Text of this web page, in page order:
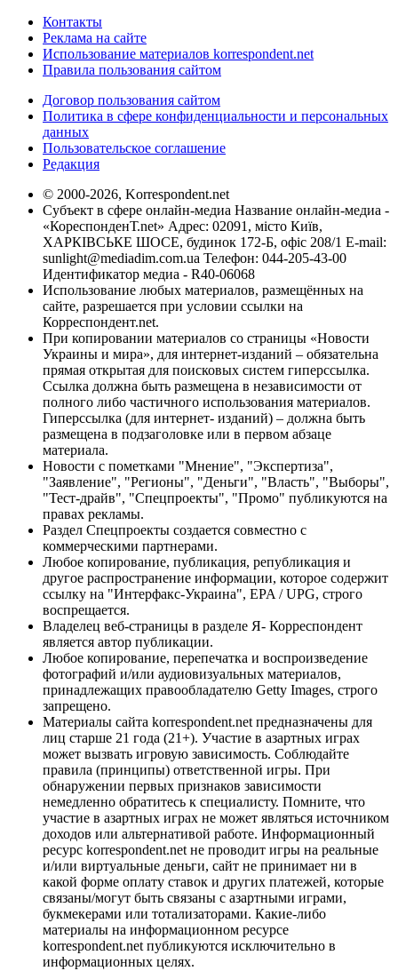
Контакты
Реклама на сайте
Использование материалов korrespondent.net
Правила пользования сайтом
Договор пользования сайтом
Политика в сфере конфиденциальности и персональных
данных
Пользовательское соглашение
Редакция
© 2000-2026, Korrespondent.net
Субъект в сфере онлайн-медиа Название онлайн-медиа -
«КореспонденТ.net» Адрес: 02091, місто Київ,
ХАРКІВСЬКЕ ШОСЕ, будинок 172-Б, офіс 208/1 E-mail:
sunlight@mediadim.com.ua Телефон: 044-205-43-00
Идентификатор медиа - R40-06068
Использование любых материалов, размещённых на
сайте, разрешается при условии ссылки на
Корреспондент.net.
При копировании материалов со страницы «Новости
Украины и мира», для интернет-изданий – обязательна
прямая открытая для поисковых систем гиперссылка.
Ссылка должна быть размещена в независимости от
полного либо частичного использования материалов.
Гиперссылка (для интернет- изданий) – должна быть
размещена в подзаголовке или в первом абзаце
материала.
Новости с пометками "Мнение", "Экспертиза",
"Заявление", "Регионы", "Деньги", "Власть", "Выборы",
"Тест-драйв", "Спецпроекты", "Промо" публикуются на
правах рекламы.
Раздел Спецпроекты создается совместно с
коммерческими партнерами.
Любое копирование, публикация, републикация и
другое распространение информации, которое содержит
ссылку на "Интерфакс-Украина", EPA / UPG, строго
воспрещается.
Владелец веб-страницы в разделе Я- Корреспондент
является автор публикации.
Любое копирование, перепечатка и воспроизведение
фотографий и/или аудиовизуальных материалов,
принадлежащих правообладателю Getty Images, строго
запрещено.
Материалы сайта korrespondent.net предназначены для
лиц старше 21 года (21+). Участие в азартных играх
может вызвать игровую зависимость. Соблюдайте
правила (принципы) ответственной игры. При
обнаружении первых признаков зависимости
немедленно обратитесь к специалисту. Помните, что
участие в азартных играх не может являться источником
доходов или альтернативой работе. Информационный
ресурс korrespondent.net не проводит игры на реальные
и/или виртуальные деньги, сайт не принимает ни в
какой форме оплату ставок и других платежей, которые
связаны/могут быть связаны с азартными играми,
букмекерами или тотализаторами. Какие-либо
материалы на информационном ресурсе
korrespondent.net публикуются исключительно в
информационных целях.